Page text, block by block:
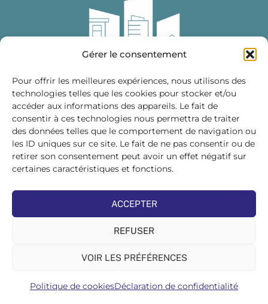
Gérer le consentement
Pour offrir les meilleures expériences, nous utilisons des
technologies telles que les cookies pour stocker et/ou
accéder aux informations des appareils. Le fait de
consentir à ces technologies nous permettra de traiter
des données telles que le comportement de navigation ou
les ID uniques sur ce site. Le fait de ne pas consentir ou de
retirer son consentement peut avoir un effet négatif sur
certaines caractéristiques et fonctions.
ACCEPTER
REFUSER
VOIR LES PRÉFÉRENCES
Politique de cookiesDéclaration de confidentialité
Fédération des Distributeurs
de Matériaux de Construction
215 bis, boulevard Saint-Germain
75007 PARIS
Tél : 01 45 48 28 44
Suivez-nous sur les réseaux sociaux :